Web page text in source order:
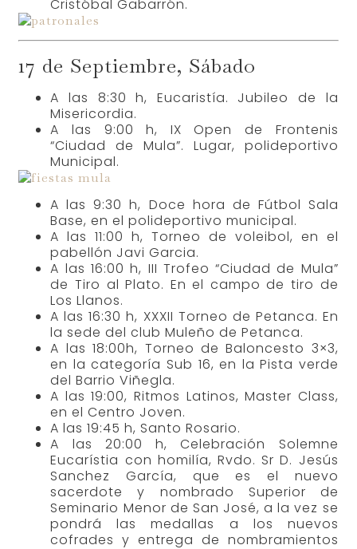
Cristóbal Gabarrón.
17 de Septiembre, Sábado
A las 8:30 h, Eucaristía. Jubileo de la
Misericordia.
A las 9:00 h, IX Open de Frontenis
“Ciudad de Mula”. Lugar, polideportivo
Municipal.
A las 9:30 h, Doce hora de Fútbol Sala
Base, en el polideportivo municipal.
A las 11:00 h, Torneo de voleibol, en el
pabellón Javi Garcia.
A las 16:00 h, III Trofeo “Ciudad de Mula”
de Tiro al Plato. En el campo de tiro de
Los Llanos.
A las 16:30 h, XXXII Torneo de Petanca. En
la sede del club Muleño de Petanca.
A las 18:00h, Torneo de Baloncesto 3×3,
en la categoría Sub 16, en la Pista verde
del Barrio Viñegla.
A las 19:00, Ritmos Latinos, Master Class,
en el Centro Joven.
A las 19:45 h, Santo Rosario.
A las 20:00 h, Celebración Solemne
Eucarístia con homilía, Rvdo. Sr D. Jesús
Sanchez García, que es el nuevo
sacerdote y nombrado Superior de
Seminario Menor de San José, a la vez se
pondrá las medallas a los nuevos
cofrades y entrega de nombramientos